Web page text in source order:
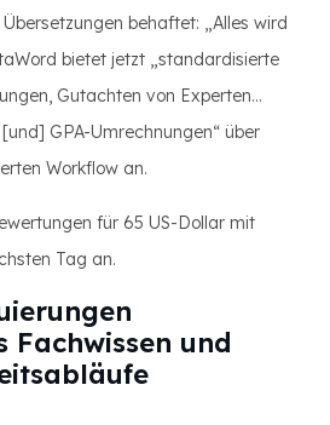
behaftet: „Alles wird
bietet jetzt „standardisierte
Gutachten von Experten...
GPA-Umrechnungen“ über
Workflow an.
für 65 US-Dollar mit
Tag an.
Fachwissen und